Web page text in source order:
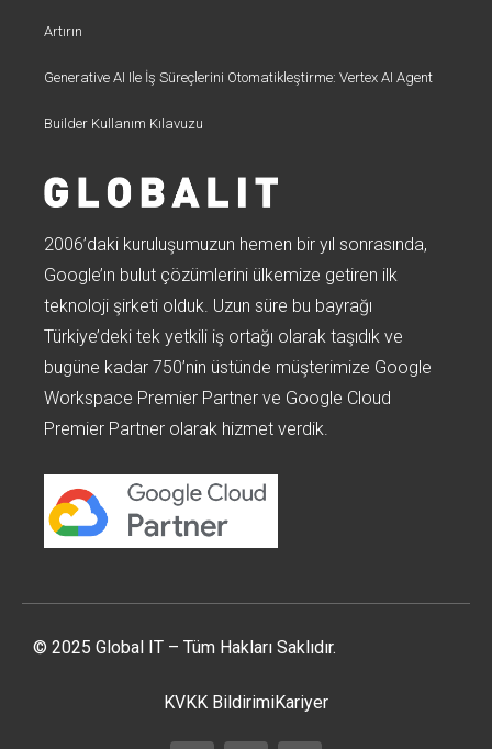
Artırın
Generative AI Ile İş Süreçlerini Otomatikleştirme: Vertex AI Agent
Builder Kullanım Kılavuzu
2006’daki kuruluşumuzun hemen bir yıl sonrasında,
Google’ın bulut çözümlerini ülkemize getiren ilk
teknoloji şirketi olduk. Uzun süre bu bayrağı
Türkiye’deki tek yetkili iş ortağı olarak taşıdık ve
bugüne kadar 750’nin üstünde müşterimize Google
Workspace Premier Partner ve Google Cloud
Premier Partner olarak hizmet verdik.
© 2025 Global IT – Tüm Hakları Saklıdır.
KVKK BildirimiKariyer